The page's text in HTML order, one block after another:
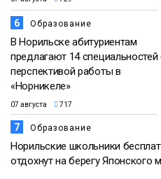
6 Образование
В Норильске абитуриентам
предлагают 14 специальностей
перспективой работы в
«Норникеле»
07 августа 717
7 Образование
Норильские школьники
отдохнут на берегу Японского